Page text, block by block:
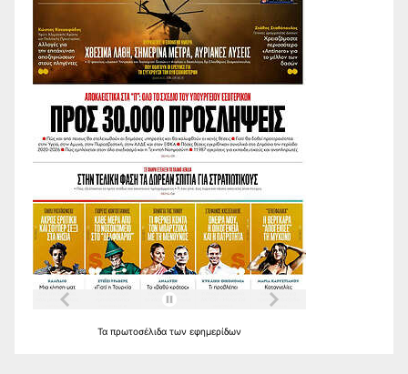
Τα πρωτοσέλιδα των εφημερίδων